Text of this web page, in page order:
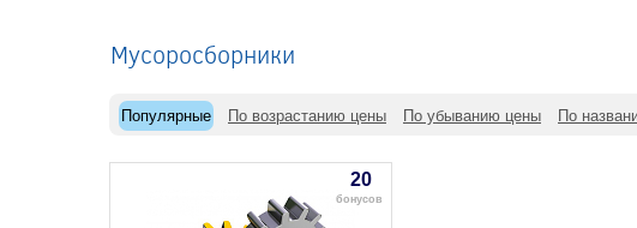
Мусоросборники
Популярные По возрастанию цены По убыванию цены По
20
бонусов